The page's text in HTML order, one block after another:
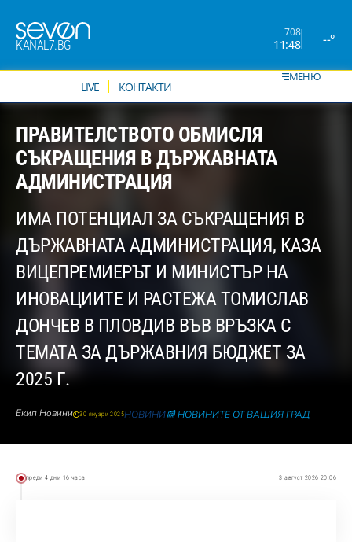
KANAL7.BG
708
11:48 --°
LIVE КОНТАКТИ
МЕНЮ
ПРАВИТЕЛСТВОТО ОБМИСЛЯ
СЪКРАЩЕНИЯ В ДЪРЖАВНАТА
АДМИНИСТРАЦИЯ
ИМА ПОТЕНЦИАЛ ЗА СЪКРАЩЕНИЯ В
ДЪРЖАВНАТА АДМИНИСТРАЦИЯ, КАЗА
ВИЦЕПРЕМИЕРЪТ И МИНИСТЪР НА
ИНОВАЦИИТЕ И РАСТЕЖА ТОМИСЛАВ
ДОНЧЕВ В ПЛОВДИВ ВЪВ ВРЪЗКА С
ТЕМАТА ЗА ДЪРЖАВНИЯ БЮДЖЕТ ЗА
2025 Г.
Екип Новини 30 януари 2025НОВИНИ📰 НОВИНИТЕ ОТ ВАШИЯ ГРАД
преди 4 дни 16 часа 3 август 2026 20:06